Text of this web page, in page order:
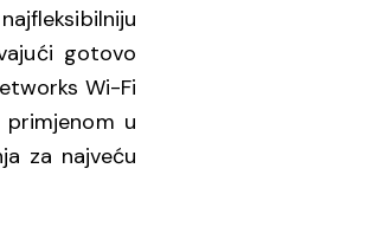
gotovo
Wi-Fi
u
za najveću